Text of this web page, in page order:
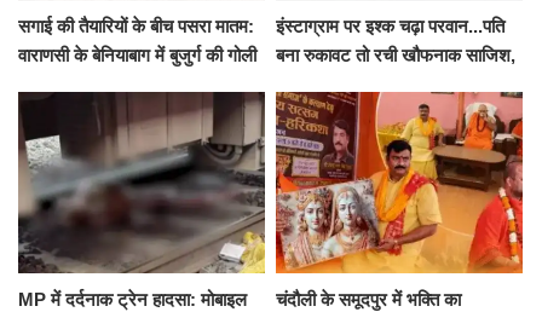
सगाई की तैयारियों के बीच पसरा मातम:
वाराणसी के बेनियाबाग में बुजुर्ग की गोली
इंस्टाग्राम पर इश्क चढ़ा परवान...पति
बना रुकावट तो रची खौफनाक साजिश,
के घाट
MP में दर्दनाक ट्रेन हादसा: मोबाइल
चंदौली के समूदपुर में भक्ति का